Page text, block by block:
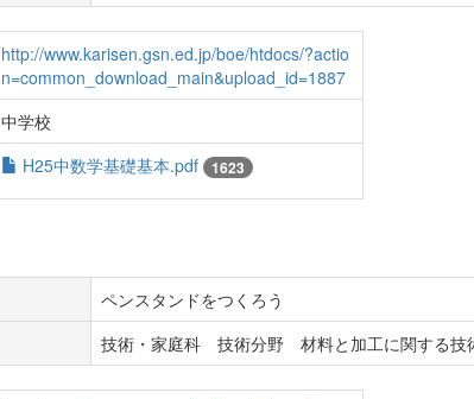
http://www.karisen.gsn.ed.jp/boe/htdocs/?actio
n=common_download_main&upload_id=1887
中学校
H25中数学基礎基本.pdf 1623
ペンスタンドをつくろう
技術・家庭科 技術分野 材料と加工に関する